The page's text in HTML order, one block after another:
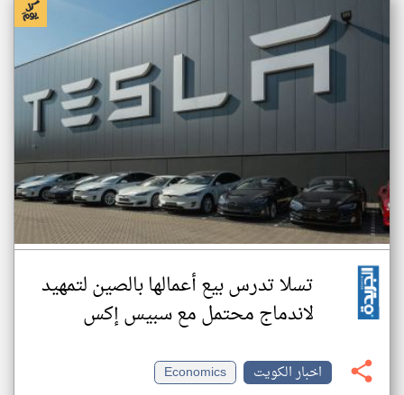
تسلا تدرس بيع أعمالها بالصين لتمهيد
لاندماج محتمل مع سبيس إكس
اخبار الكويت
Economics